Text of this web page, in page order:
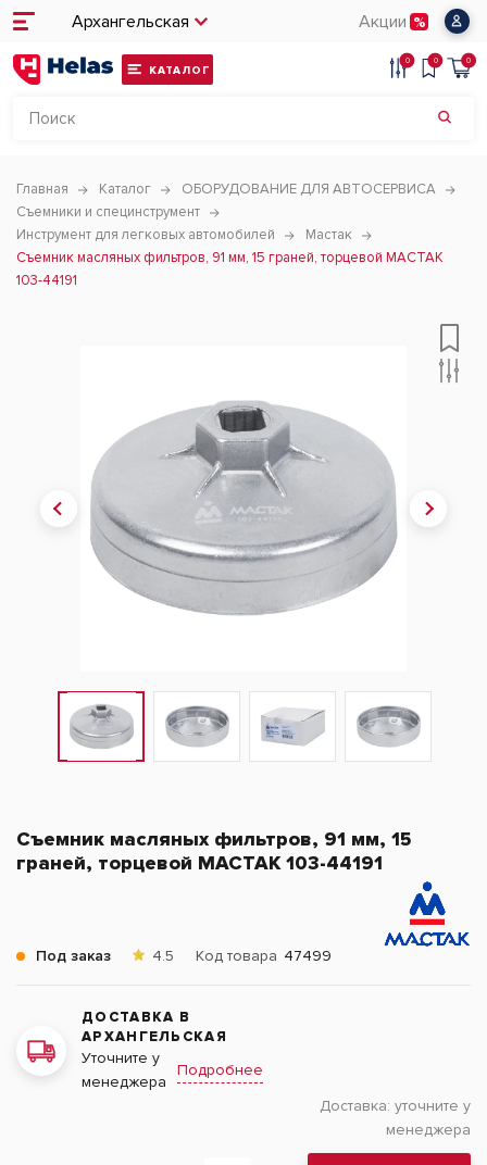
Архангельская Акции
КАТАЛОГ
0 0 0
Главная Каталог
ОБОРУДОВАНИЕ ДЛЯ АВТОСЕРВИСА
Съемники и специнструмент
Инструмент для легковых автомобилей
Мастак
Съемник масляных фильтров, 91 мм, 15 граней, торцевой МАСТАК
103-44191
Съемник масляных фильтров, 91 мм, 15
граней, торцевой МАСТАК 103-44191
Под заказ 4.5 Код товара 47499
ДОСТАВКА В
АРХАНГЕЛЬСКАЯ
Уточните у
менеджера
Подробнее
Доставка: уточните у
менеджера